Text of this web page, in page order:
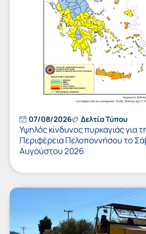
07/08/2026 Δελτία Τύπου
Υψηλός κίνδυνος πυρκαγιάς για
Περιφέρεια Πελοποννήσου το
Αυγούστου 2026